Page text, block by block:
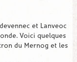
et Lanveoc
Voici quelques
du Mernog et les